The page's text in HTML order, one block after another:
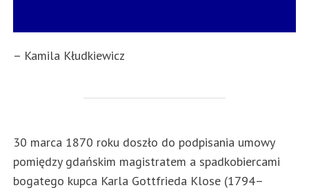
– Kamila Kłudkiewicz
30 marca 1870 roku doszło do podpisania umowy
pomiędzy gdańskim magistratem a spadkobiercami
bogatego kupca Karla Gottfrieda Klose (1794–